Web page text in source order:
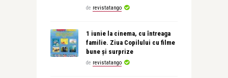
de revistatango
1 iunie la cinema, cu întreaga
familie. Ziua Copilului cu filme
bune și surprize
de revistatango